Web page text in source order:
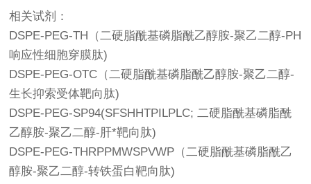
相关试剂：
DSPE-PEG-TH（二硬脂酰基磷脂酰乙醇胺-聚乙二醇-PH
响应性细胞穿膜肽)
DSPE-PEG-OTC（二硬脂酰基磷脂酰乙醇胺-聚乙二醇-
生长抑索受体靶向肽)
DSPE-PEG-SP94(SFSHHTPILPLC; 二硬脂酰基磷脂酰
乙醇胺-聚乙二醇-肝*靶向肽)
DSPE-PEG-THRPPMWSPVWP（二硬脂酰基磷脂酰乙
醇胺-聚乙二醇-转铁蛋白靶向肽)